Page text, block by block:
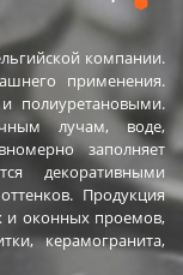
компании.
применения.
полиуретановыми.
лучам, воде,
заполняет
декоративными
Продукция
и оконных проемов,
керамогранита,